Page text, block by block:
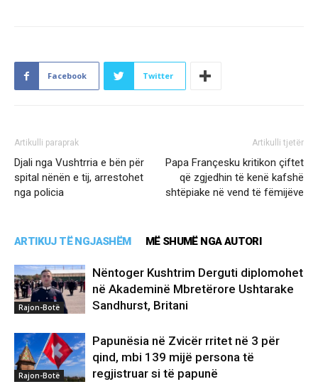
Facebook Twitter
Artikulli paraprak
Djali nga Vushtrria e bën për
spital nënën e tij, arrestohet
nga policia
Artikulli tjetër
Papa Françesku kritikon çiftet
që zgjedhin të kenë kafshë
shtëpiake në vend të fëmijëve
ARTIKUJ TË NGJASHËM MË SHUMË NGA AUTORI
Rajon-Botë
Nëntoger Kushtrim Derguti diplomohet
në Akademinë Mbretërore Ushtarake
Sandhurst, Britani
Rajon-Botë
Papunësia në Zvicër rritet në 3 për
qind, mbi 139 mijë persona të
regjistruar si të papunë